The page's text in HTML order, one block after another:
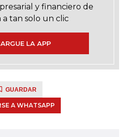
y financiero de
a tan solo un clic
LA APP
GUARDAR
A WHATSAPP